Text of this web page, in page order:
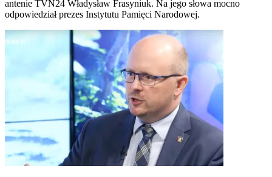
antenie TVN24 Władysław Frasyniuk. Na jego słowa mocno
odpowiedział prezes Instytutu Pamięci Narodowej.